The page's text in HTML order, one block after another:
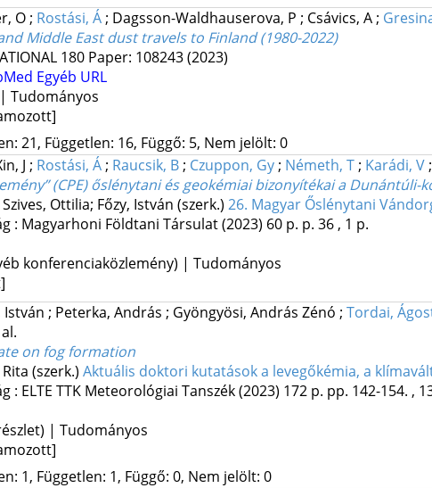
O; Rostási, Á; Dagsson-Waldhauserova, P ; Csávics, A;
Middle East dust travels to Finland (1980-2022)
180 Paper: 108243(2023)
Egyéb URL
Tudományos
21, Független: 16, Függő: 5, Nem jelölt: 0
J ; Rostási, Á; Raucsik, B; Czuppon, Gy; Németh, T; Karádi, V;
(CPE) őslénytani és geokémiai bizonyítékai a
Ottilia; Főzy, István (szerk.) 26. Magyar Őslénytani
: Magyarhoni Földtani Társulat(2023) 60 p. p. 36 , 1 p.
konferenciaközlemény) | Tudományos
István ; Peterka, András ; Gyöngyösi, András Zénó ; Tordai,
on fog formation
(szerk.) Aktuális doktori kutatások a levegőkémia, a
: ELTE TTK Meteorológiai Tanszék(2023) 172 p. pp. 142-154. ,
| Tudományos
1, Független: 1, Függő: 0, Nem jelölt: 0